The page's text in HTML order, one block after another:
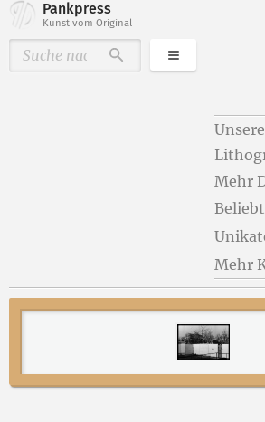
Pankpress
Kunst vom Original
DurchsuchenKategorien
Unsere
Mehr
Mehr